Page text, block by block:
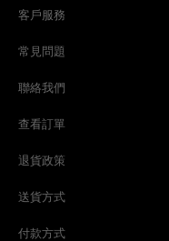
客戶服務
常見問題
聯絡我們
查看訂單
退貨政策
送貨方式
付款方式